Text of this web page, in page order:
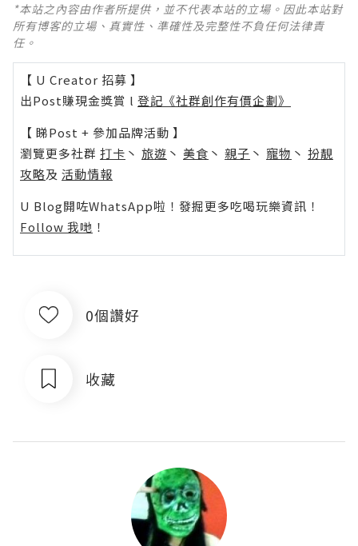
*本站之內容由作者所提供，並不代表本站的立場。因此本站對
所有博客的立場、真實性、準確性及完整性不負任何法律責
任。
【 U Creator 招募 】
出Post賺現金獎賞 l 登記《社群創作有價企劃》
【 睇Post + 參加品牌活動 】
瀏覽更多社群 打卡 丶 旅遊 丶 美食 丶 親子 丶 寵物 丶 扮靚
攻略及 活動情報
U Blog開咗WhatsApp啦！發掘更多吃喝玩樂資訊！
Follow 我哋 ！
0個讚好
收藏